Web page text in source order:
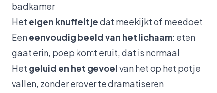
badkamer
Het eigen knuffeltjedat meekijkt of meedoet
Eeneenvoudig beeld van het lichaam: eten
gaat erin, poep komt eruit, dat is normaal
Het geluid en het gevoelvan het op het potje
vallen, zonder erover te dramatiseren